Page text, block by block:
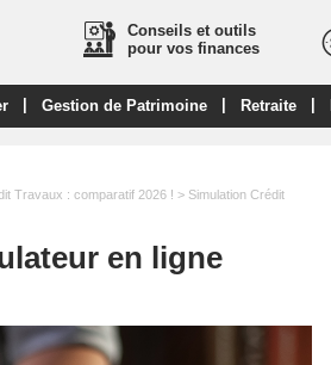
Conseils et outils
pour vos finances
Gestion de Patrimoine Retraite
Travaux : comparatif 2026 ! > Simulation Crédit
en ligne